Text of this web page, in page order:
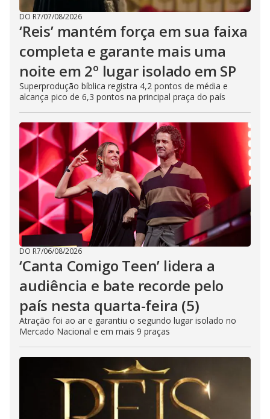
DO R7/07/08/2026
‘Reis’ mantém força em sua faixa
completa e garante mais uma
noite em 2º lugar isolado em SP
Superprodução bíblica registra 4,2 pontos de média e
alcança pico de 6,3 pontos na principal praça do país
DO R7/06/08/2026
‘Canta Comigo Teen’ lidera a
audiência e bate recorde pelo
país nesta quarta-feira (5)
Atração foi ao ar e garantiu o segundo lugar isolado no
Mercado Nacional e em mais 9 praças